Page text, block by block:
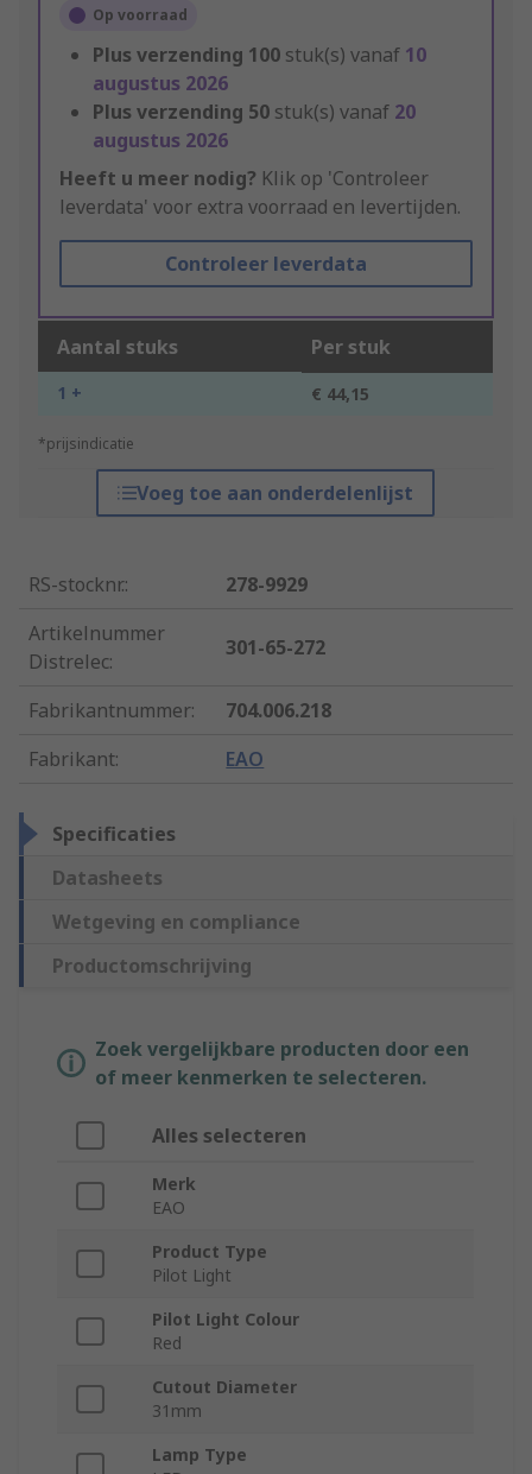
Op voorraad
Plus verzending 100 stuk(s) vanaf 10
augustus 2026
Plus verzending 50 stuk(s) vanaf 20
augustus 2026
Heeft u meer nodig? Klik op 'Controleer
leverdata' voor extra voorraad en levertijden.
Controleer leverdata
Aantal stuks Per stuk
1 + € 44,15
*prijsindicatie
Voeg toe aan onderdelenlijst
RS-stocknr.:
278-9929
Artikelnummer
Distrelec:
301-65-272
Fabrikantnummer:
704.006.218
Fabrikant: EAO
Specificaties
Datasheets
Wetgeving en compliance
Productomschrijving
Zoek vergelijkbare producten door een
of meer kenmerken te selecteren.
Alles selecteren
Merk
EAO
Product Type
Pilot Light
Pilot Light Colour
Red
Cutout Diameter
31mm
Lamp Type